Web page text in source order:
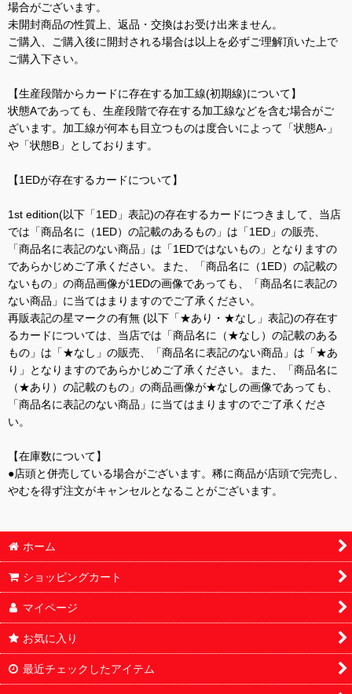
場合がございます。
未開封商品の性質上、返品・交換はお受け出来ません。
ご購入、ご購入後に開封される場合は以上を必ずご理解頂いた上で
ご購入下さい。
【生産段階からカードに存在する加工線(初期線)について】
状態Aであっても、生産段階で存在する加工線などを含む場合がご
ざいます。加工線が何本も目立つものは度合いによって「状態A-」
や「状態B」としております。
【1EDが存在するカードについて】
1st edition(以下「1ED」表記)の存在するカードにつきまして、当店
では「商品名に（1ED）の記載のあるもの」は「1ED」の販売、
「商品名に表記のない商品」は「1EDではないもの」となりますの
であらかじめご了承ください。また、「商品名に（1ED）の記載の
ないもの」の商品画像が1EDの画像であっても、「商品名に表記の
ない商品」に当てはまりますのでご了承ください。
再販表記の星マークの有無 (以下「★あり・★なし」表記)の存在す
るカードについては、当店では「商品名に（★なし）の記載のある
もの」は「★なし」の販売、「商品名に表記のない商品」は「★あ
り」となりますのであらかじめご了承ください。また、「商品名に
（★あり）の記載のもの」の商品画像が★なしの画像であっても、
「商品名に表記のない商品」に当てはまりますのでご了承くださ
い。
【在庫数について】
●店頭と併売している場合がございます。稀に商品が店頭で完売し、
やむを得ず注文がキャンセルとなることがございます。
ホーム
ショッピングカート
マイページ
お気に入り
最近チェックしたアイテム